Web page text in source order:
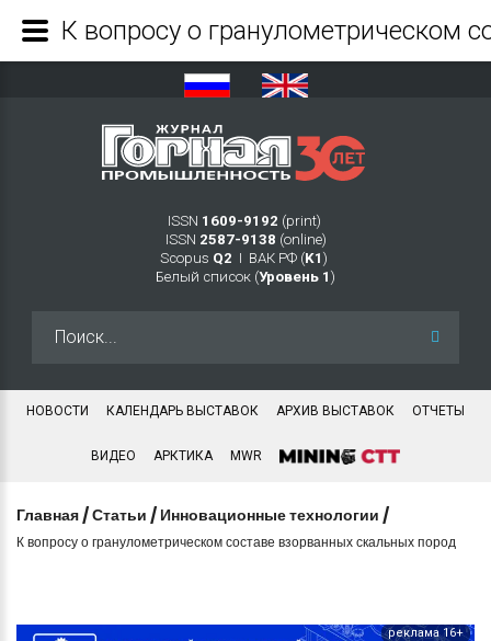
ISSN 1609-9192 (print)
ISSN 2587-9138 (online)
Scopus Q2 Ι ВАК РФ (K1 )
Белый список (Уровень 1 )
НОВОСТИ КАЛЕНДАРЬ ВЫСТАВОК АРХИВ ВЫСТАВОК ОТЧЕТЫ
ВИДЕО АРКТИКА MWR
Главная /Статьи / Инновационные технологии /
К вопросу о гранулометрическом составе взорванных скальных пород
реклама 16+